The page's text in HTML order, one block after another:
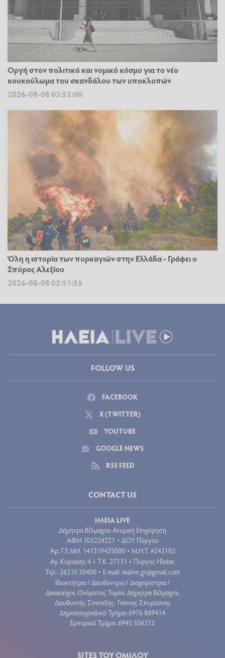
Οργή στον πολιτικό και νομικό κόσμο για το νέο
κουκούλωμα του σκανδάλου των υποκλοπών
2026-08-08 03:53:00
Όλη η ιστορία των πυρκαγιών στην Ελλάδα - Γράφει ο
Σπύρος Αλεξίου
2026-08-08 03:51:55
FOLLOW US
FACEBOOK
X (TWITTER)
YOUTUBE
GOOGLE NEWS
RSS FEED
CONTACT US
ΗΛΕΙΑ LIVE
Δήμητρα Βέλμαχου Ατομική Επιχείρηση
ΑΦΜ 105224221 • ΔΟΥ Πύργου
Aρ. Γ.Ε.ΜΗ. 141319425000 • Μ.Η.Τ. #242102
Αγ. Κυριακής 4 • Τ.Κ. 27131 • Πύργος Ηλείας
Τηλ.: 26210 30400 • E-mail: ilialive.gr@gmail.com
Ιδιοκτήτρια / Διευθύντρια / Διαχειρίστρια /
Δικαιούχος Ονόματος Τομέα: Δήμητρα Βέλμαχου
Διευθυντής Σύνταξης: Γιάννης Σπυρούνης
Δημοσιογραφικό Τμήμα: 6976 869414
Εμπορικό Τμήμα: 6945 556212
SITES ΤΟΥ ΟΜΙΛΟΥ